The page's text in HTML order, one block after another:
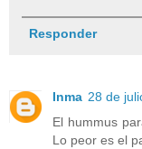
Responder
Inma 28 de
El hummus
Lo peor es el